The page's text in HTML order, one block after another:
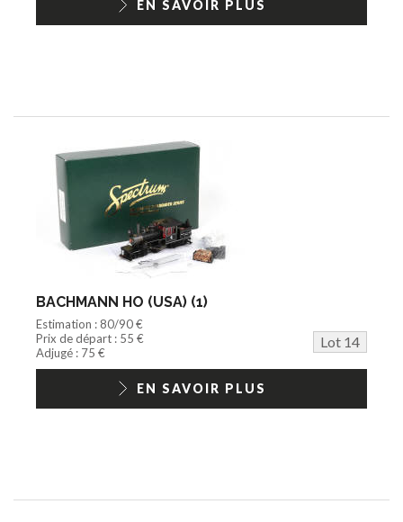
EN SAVOIR PLUS
BACHMANN HO (USA) (1)
Estimation : 80/90 €
Prix de départ : 55 €
Lot 14
Adjugé : 75 €
EN SAVOIR PLUS